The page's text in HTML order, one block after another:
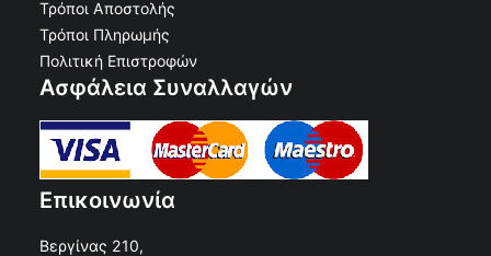
Τρόποι Αποστολής
Τρόποι Πληρωμής
Πολιτική Επιστροφών
Ασφάλεια Συναλλαγών
Επικοινωνία
Βεργίνας 210,